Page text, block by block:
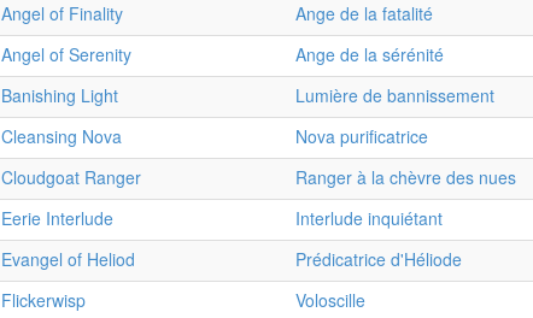
Angel of Finality Ange de la fatalité
Angel of Serenity Ange de la sérénité
Banishing Light Lumière de bannissement
Cleansing Nova Nova purificatrice
Cloudgoat Ranger Ranger à la chèvre des nues
Eerie Interlude Interlude inquiétant
Evangel of Heliod Prédicatrice d'Héliode
Flickerwisp Voloscille